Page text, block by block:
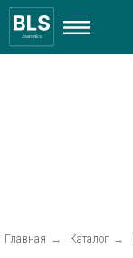
Главная → Каталог →